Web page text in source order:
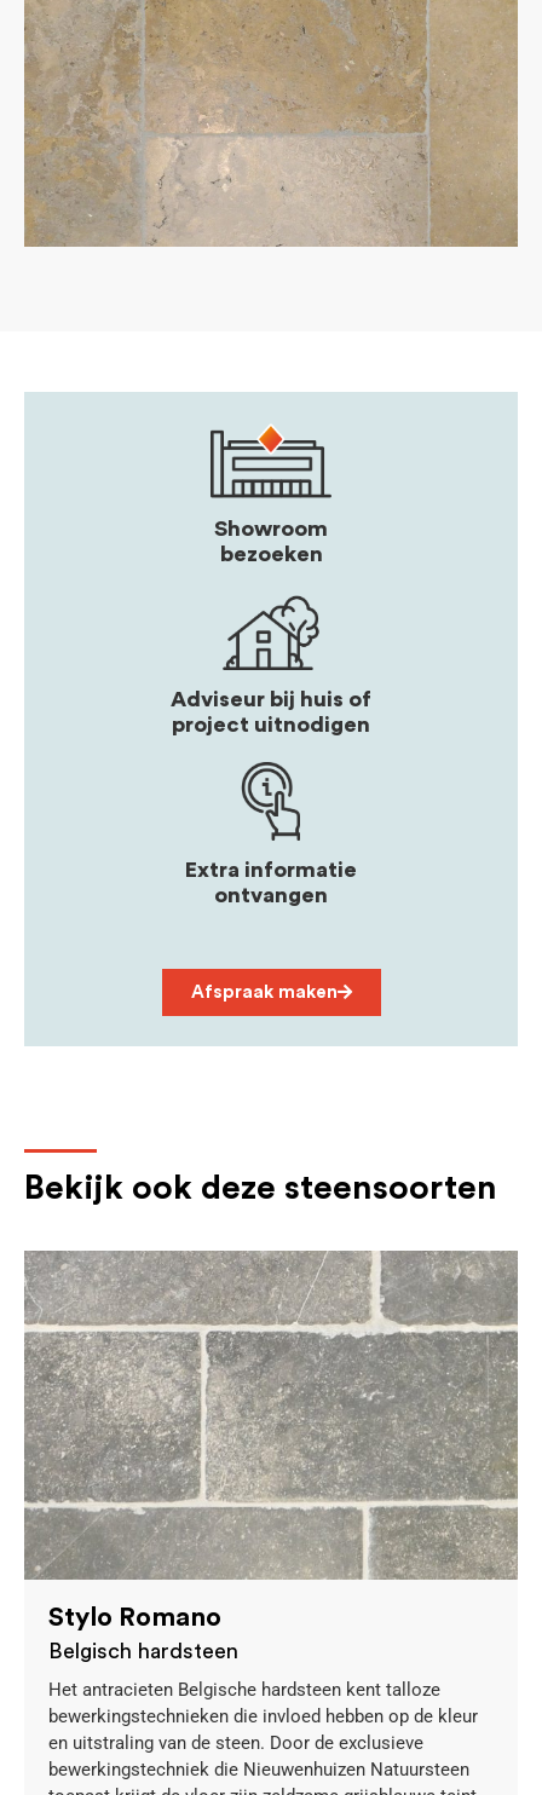
Showroom
bezoeken
Adviseur bij huis of
project uitnodigen
Extra informatie
ontvangen
Afspraak maken
Bekijk ook deze steensoorten
Stylo Romano
Belgisch hardsteen
Het antracieten Belgische hardsteen kent talloze
bewerkingstechnieken die invloed hebben op de kleur
en uitstraling van de steen. Door de exclusieve
bewerkingstechniek die Nieuwenhuizen Natuursteen